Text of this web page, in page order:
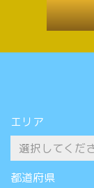
エリア
都道府県